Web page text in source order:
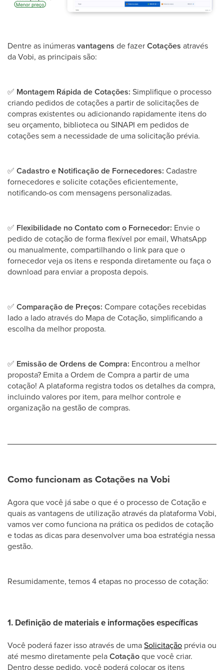
Dentre as inúmerasvantagens de fazerCotações através
da Vobi, as principais são:
✅ Montagem Rápida de Cotações: Simplifique o processo
criando pedidos de cotações a partir de solicitações de
compras existentes ou adicionando rapidamente itens do
seu orçamento, biblioteca ou SINAPI em pedidos de
cotações sem a necessidade de uma solicitação prévia.
✅ Cadastro e Notificação de Fornecedores: Cadastre
fornecedores e solicite cotações eficientemente,
notificando-os com mensagens personalizadas.
✅ Flexibilidade no Contato com o Fornecedor: Envie o
pedido de cotação de forma flexível por email, WhatsApp
ou manualmente, compartilhando o link para que o
fornecedor veja os itens e responda diretamente ou faça o
download para enviar a proposta depois.
✅ Comparação de Preços: Compare cotações recebidas
lado a lado através do Mapa de Cotação, simplificando a
escolha da melhor proposta.
✅ Emissão de Ordens de Compra: Encontrou a melhor
proposta? Emita a Ordem de Compra a partir de uma
cotação! A plataforma registra todos os detalhes da compra,
incluindo valores por item, para melhor controle e
organização na gestão de compras.
Como funcionam as Cotações na Vobi
Agora que você já sabe o que é o processo de Cotação e
quais as vantagens de utilização através da plataforma Vobi,
vamos ver como funciona na prática os pedidos de cotação
e todas as dicas para desenvolver uma boa estratégia nessa
gestão.
Resumidamente, temos 4 etapas no processo de cotação:
1. Definição de materiais e informações específicas
Você poderá fazer isso através de umaSolicitação prévia ou
até mesmo diretamente pelaCotaçãoque você criar.
Dentro desse pedido, você poderá colocar os itens